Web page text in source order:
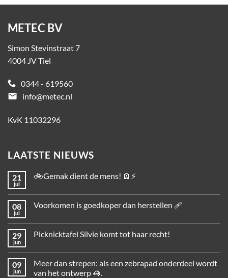
METEC BV
Simon Stevinstraat 7
4004 JV Tiel
0344 - 619560
email
info@metec.nl
KvK 11032296
LAATSTE NIEUWS
21
jul
🚲Gemak dient de mens! 🪫⚡
08
jul
Voorkomen is goedkoper dan herstellen 🩹
29
jun
Picknicktafel Silvie komt tot haar recht!
09
jun
Meer dan strepen: als een zebrapad onderdeel wordt
van het ontwerp 🦓.